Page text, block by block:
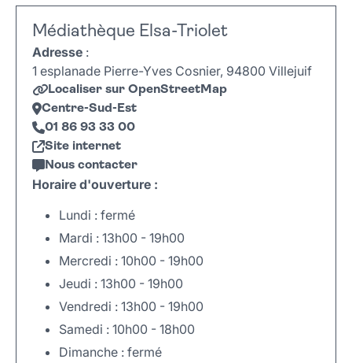
Médiathèque Elsa-Triolet
Adresse :
1 esplanade Pierre-Yves Cosnier, 94800 Villejuif
Localiser sur OpenStreetMap
Centre-Sud-Est
01 86 93 33 00
Site internet
Nous contacter
Horaire d'ouverture :
Lundi : fermé
Mardi : 13h00 - 19h00
Mercredi : 10h00 - 19h00
Jeudi : 13h00 - 19h00
Vendredi : 13h00 - 19h00
Samedi : 10h00 - 18h00
Dimanche : fermé